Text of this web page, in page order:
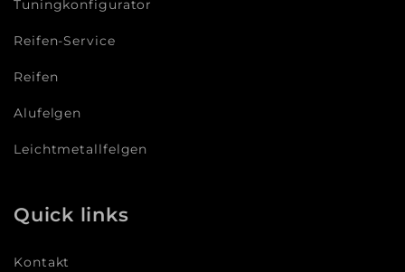
Tuningkonfigurator
Reifen-Service
Reifen
Alufelgen
Leichtmetallfelgen
Quick links
Kontakt